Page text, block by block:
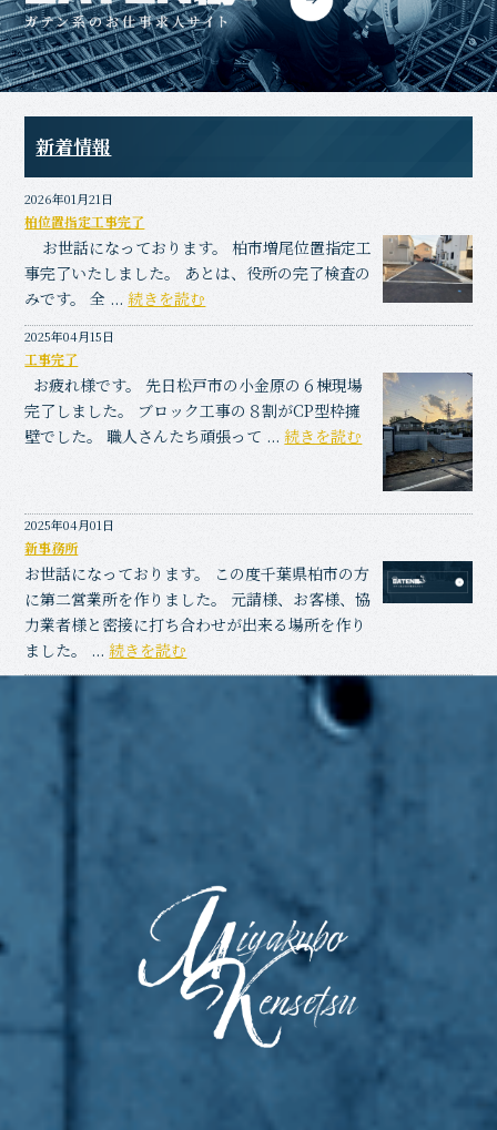
新着情報
2026年01月21日
柏位置指定工事完了
お世話になっております。 柏市増尾位置指定工
事完了いたしました。 あとは、役所の完了検査の
みです。 全 ...続きを読む
2025年04月15日
工事完了
お疲れ様です。 先日松戸市の小金原の６棟現場
完了しました。 ブロック工事の８割がCP型枠擁
壁でした。 職人さんたち頑張って ... 続きを読む
2025年04月01日
新事務所
お世話になっております。 この度千葉県柏市の方
に第二営業所を作りました。 元請様、お客様、協
力業者様と密接に打ち合わせが出来る場所を作り
ました。 ...続きを読む